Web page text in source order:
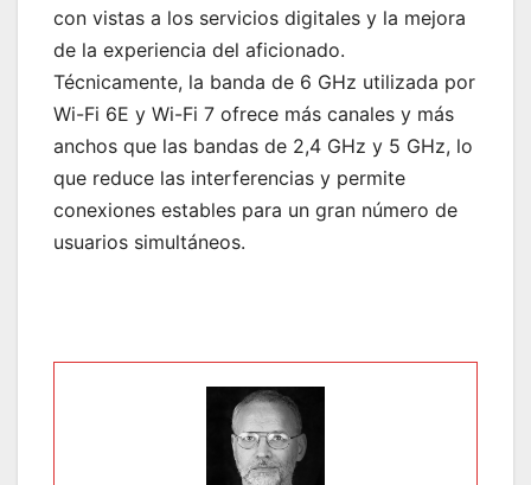
con vistas a los servicios digitales y la mejora
de la experiencia del aficionado.
Técnicamente, la banda de 6 GHz utilizada por
Wi-Fi 6E y Wi-Fi 7 ofrece más canales y más
anchos que las bandas de 2,4 GHz y 5 GHz, lo
que reduce las interferencias y permite
conexiones estables para un gran número de
usuarios simultáneos.